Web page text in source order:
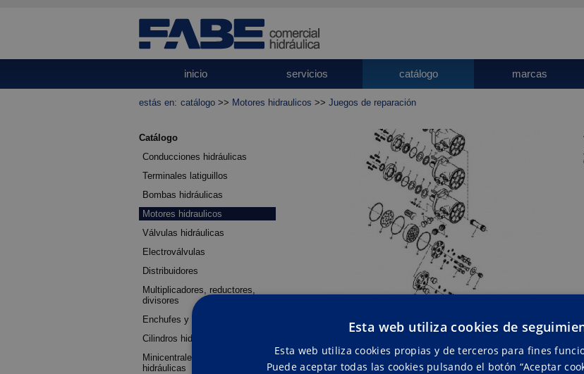
inicio servicios catálogo marcas
estás en: catálogo >> Motores hidraulicos >> Juegos de reparación
Catálogo
Conducciones hidráulicas
Terminales latiguillos
Bombas hidráulicas
Motores hidraulicos
Válvulas hidráulicas
Electroválvulas
Distribuidores
Multiplicadores, reductores,
divisores
Enchufes y llaves de paso
Cilindros hidráulicos
Minicentrales y centrales
hidráulicas
Productos relacionados
Esta web utiliza cookies de
Esta web utiliza cookies propias y de terceros para fines
Puede aceptar todas las cookies pulsando el botón “Aceptar